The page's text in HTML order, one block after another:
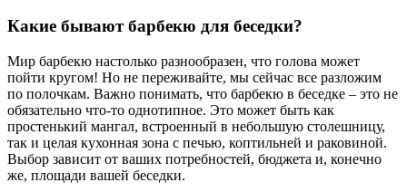
Какие бывают барбекю для беседки?
Мир барбекю настолько разнообразен, что голова может
пойти кругом! Но не переживайте, мы сейчас все разложим
по полочкам. Важно понимать, что барбекю в беседке – это не
обязательно что-то однотипное. Это может быть как
простенький мангал, встроенный в небольшую столешницу,
так и целая кухонная зона с печью, коптильней и раковиной.
Выбор зависит от ваших потребностей, бюджета и, конечно
же, площади вашей беседки.